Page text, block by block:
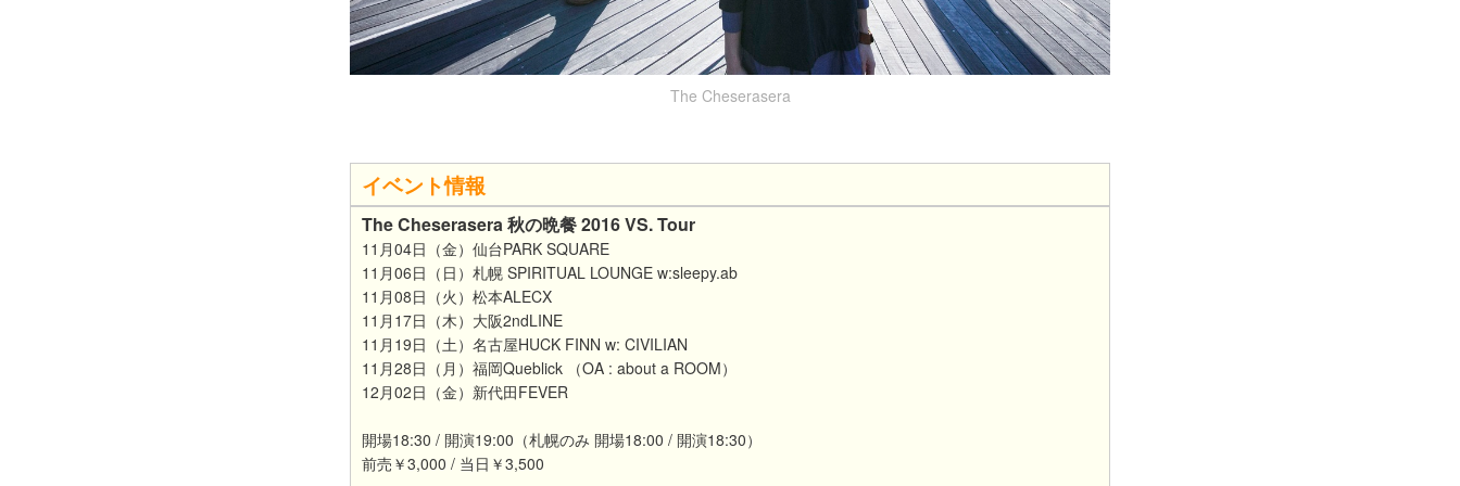
The Cheserasera
イベント情報
The Cheserasera 秋の晩餐 2016 VS. Tour
11月04日（金）仙台PARK SQUARE
11月06日（日）札幌 SPIRITUAL LOUNGE w:sleepy.ab
11月08日（火）松本ALECX
11月17日（木）大阪2ndLINE
11月19日（土）名古屋HUCK FINN w: CIVILIAN
11月28日（月）福岡Queblick （OA : about a ROOM）
12月02日（金）新代田FEVER
開場18:30 / 開演19:00（札幌のみ 開場18:00 / 開演18:30）
前売￥3,000 / 当日￥3,500